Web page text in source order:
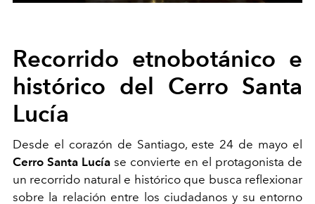
Recorrido etnobotánico e
histórico del Cerro Santa
Lucía
Desde el corazón de Santiago, este 24 de mayo el
Cerro Santa Lucía se convierte en el protagonista de
un recorrido natural e histórico que busca reflexionar
sobre la relación entre los ciudadanos y su entorno